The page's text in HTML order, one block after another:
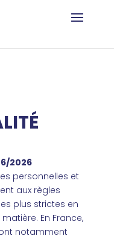
2026
personnelles et
aux règles
plus strictes en
En France,
notamment